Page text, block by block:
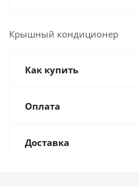
Крышный кондиционер
Как купить
Оплата
Доставка